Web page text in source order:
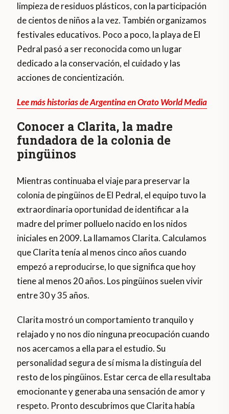
limpieza de residuos plásticos, con la participación
de cientos de niños a la vez. También organizamos
festivales educativos. Poco a poco, la playa de El
Pedral pasó a ser reconocida como un lugar
dedicado a la conservación, el cuidado y las
acciones de concientización.
Lee más historias de Argentina en Orato World Media
Conocer a Clarita, la madre
fundadora de la colonia de
pingüinos
Mientras continuaba el viaje para preservar la
colonia de pingüinos de El Pedral, el equipo tuvo la
extraordinaria oportunidad de identificar a la
madre del primer polluelo nacido en los nidos
iniciales en 2009. La llamamos Clarita. Calculamos
que Clarita tenía al menos cinco años cuando
empezó a reproducirse, lo que significa que hoy
tiene al menos 20 años. Los pingüinos suelen vivir
entre 30 y 35 años.
Clarita mostró un comportamiento tranquilo y
relajado y no nos dio ninguna preocupación cuando
nos acercamos a ella para el estudio. Su
personalidad segura de sí misma la distinguía del
resto de los pingüinos. Estar cerca de ella resultaba
emocionante y generaba una sensación de amor y
respeto. Pronto descubrimos que Clarita había